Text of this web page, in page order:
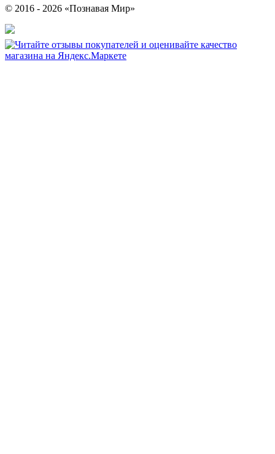
© 2016 - 2026 «Познавая Мир»